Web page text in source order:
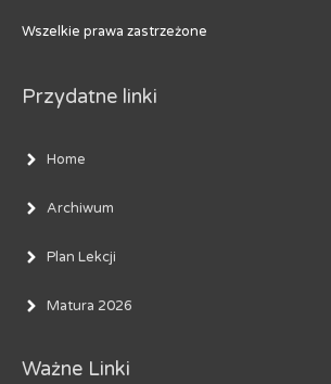
Wszelkie prawa zastrzeżone
Przydatne linki
Home
Archiwum
Plan Lekcji
Matura 2026
Ważne Linki